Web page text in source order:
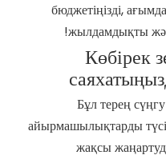
бюджетіңізді,
жылдамдықты
Көбірек
Бұл терең
айырмашылықтарды
жақсы